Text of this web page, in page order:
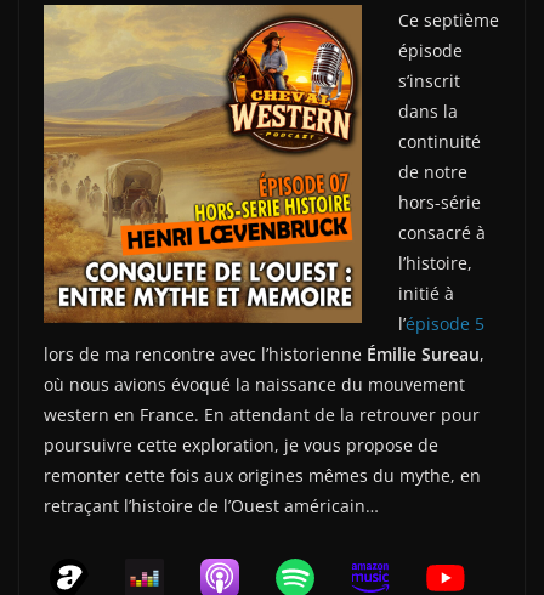
Ce septième
épisode
s’inscrit
dans la
continuité
de notre
hors-série
consacré à
l’histoire,
initié à
l’épisode 5
lors de ma rencontre avec l’historienne Émilie Sureau,
où nous avions évoqué la naissance du mouvement
western en France. En attendant de la retrouver pour
poursuivre cette exploration, je vous propose de
remonter cette fois aux origines mêmes du mythe, en
retraçant l’histoire de l’Ouest américain…